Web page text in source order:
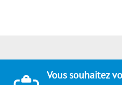
Vous souhaitez